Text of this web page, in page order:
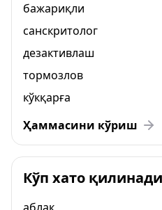
бажариқли
санскритолог
дезактивлаш
тормозлов
кўкқарға
Ҳаммасини кўриш
Кўп хато